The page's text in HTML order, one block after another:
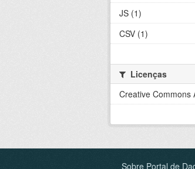
JS (1)
CSV (1)
Licenças
Creative Commons
Sobre Portal de